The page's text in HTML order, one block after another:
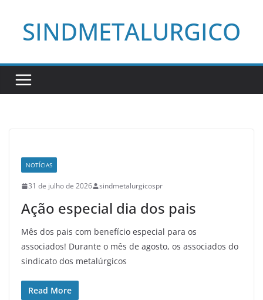
SINDMETALURGICO
NOTÍCIAS
31 de julho de 2026 sindmetalurgicospr
Ação especial dia dos pais
Mês dos pais com benefício especial para os
associados! Durante o mês de agosto, os associados do
sindicato dos metalúrgicos
Read More